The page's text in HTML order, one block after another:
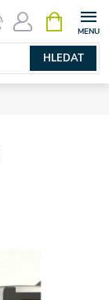
HLEDAT
NÁKUPNÍ
KOŠÍK